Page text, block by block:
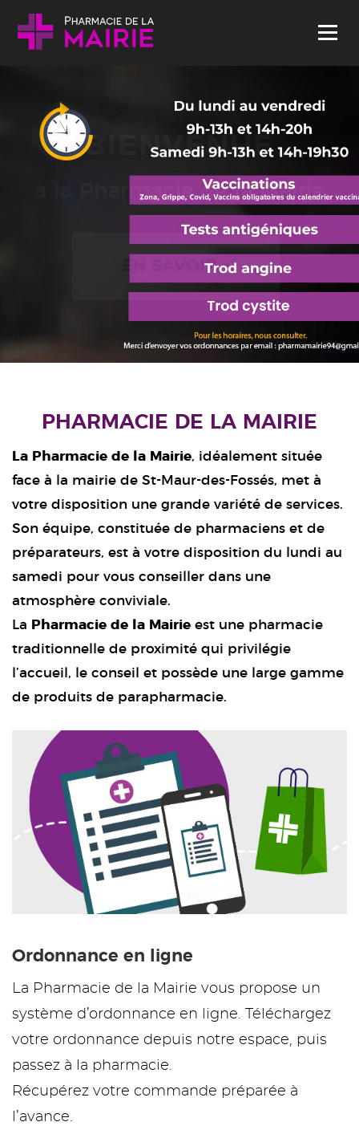
Skip to content
Menu
BIENVENUE
à la Pharmacie de la Mairie
EN SAVOIR +
PHARMACIE DE LA MAIRIE
La Pharmacie de la Mairie, idéalement située
face à la mairie de St-Maur-des-Fossés, met à
votre disposition une grande variété de services.
Son équipe, constituée de pharmaciens et de
préparateurs, est à votre disposition du lundi au
samedi pour vous conseiller dans une
atmosphère conviviale.
La
Pharmacie de la Mairie est une pharmacie
traditionnelle de proximité qui privilégie
l’accueil, le conseil et possède une large gamme
de produits de parapharmacie.
Ordonnance en ligne
La Pharmacie de la Mairie vous propose un
système d’ordonnance en ligne. Téléchargez
votre ordonnance depuis notre espace, puis
passez à la pharmacie.
Récupérez votre commande préparée à
l’avance.